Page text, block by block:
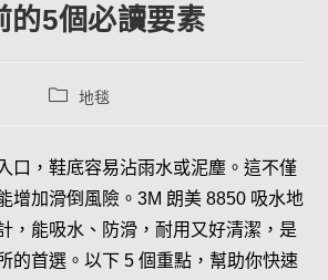
的5個必讀要素
地毯
口，鞋底容易沾雨水或泥塵。這不僅
增加滑倒風險。3M 朗美 8850 吸水地
，能吸水、防滑，耐用又好清潔，是
的首選。以下 5 個重點，幫助你快速